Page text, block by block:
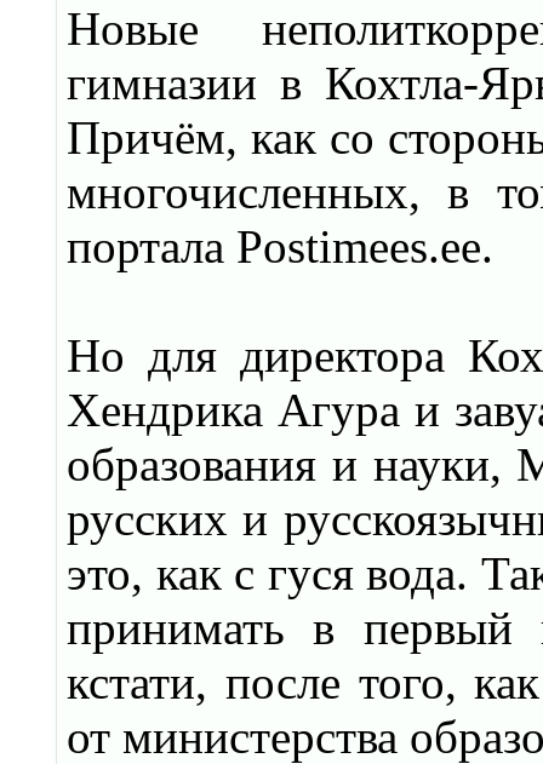
Новые
гимназии в Кохтла-
Причём, как со
многочисленных, в
портала Postimees.ee.
Но для директора
Хендрика Агура и
образования и
русских и
это, как с гуся вода.
принимать в первый
кстати, после того,
от министерства